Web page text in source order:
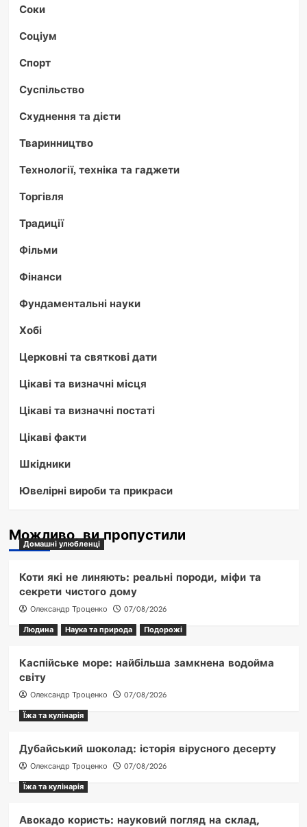
Соки
Соціум
Спорт
Суспільство
Схуднення та дієти
Тваринництво
Технології, техніка та гаджети
Торгівля
Традиції
Фільми
Фінанси
Фундаментальні науки
Хобі
Церковні та святкові дати
Цікаві та визначні місця
Цікаві та визначні постаті
Цікаві факти
Шкідники
Ювелірні вироби та прикраси
Можливо, ви пропустили
Домашні улюбленці
Коти які не линяють: реальні породи, міфи та
секрети чистого дому
Олександр Троценко
07/08/2026
Людина
Наука та природа Подорожі
Каспійське море: найбільша замкнена водойма
світу
Олександр Троценко
07/08/2026
Їжа та кулінарія
Дубайський шоколад: історія вірусного десерту
Олександр Троценко
07/08/2026
Їжа та кулінарія
Авокадо користь: науковий погляд на склад,